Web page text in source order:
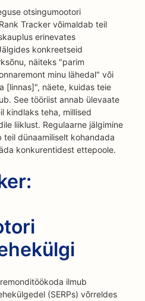
otsingumootori
Tracker võimaldab teil
erinevates
konkreetseid
näiteks "parim
minu lähedal" või
[linnas]", näete, kuidas teie
See tööriist annab ülevaate
kindlaks teha, millised
liiklust. Regulaarne jälgimine
teil dünaamiliselt kohandada
konkurentidest ettepoole.
ilmub
(SERPs) võrreldes